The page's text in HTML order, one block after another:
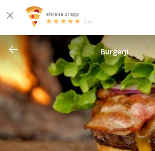
ehrana.si app
(53)
Burgerji